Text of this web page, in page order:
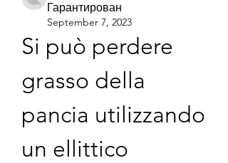
Гарантирован
September 7, 2023
Si può perdere
grasso della
pancia utilizzando
un ellittico